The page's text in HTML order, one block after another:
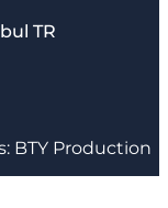
TR
BTY Production